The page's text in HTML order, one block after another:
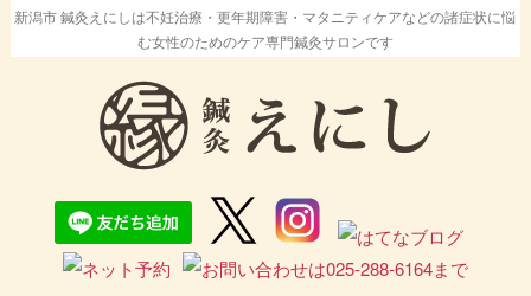
新潟市 鍼灸えにしは不妊治療・更年期障害・マタニティケアなどの諸症状に悩
む女性のためのケア専門鍼灸サロンです